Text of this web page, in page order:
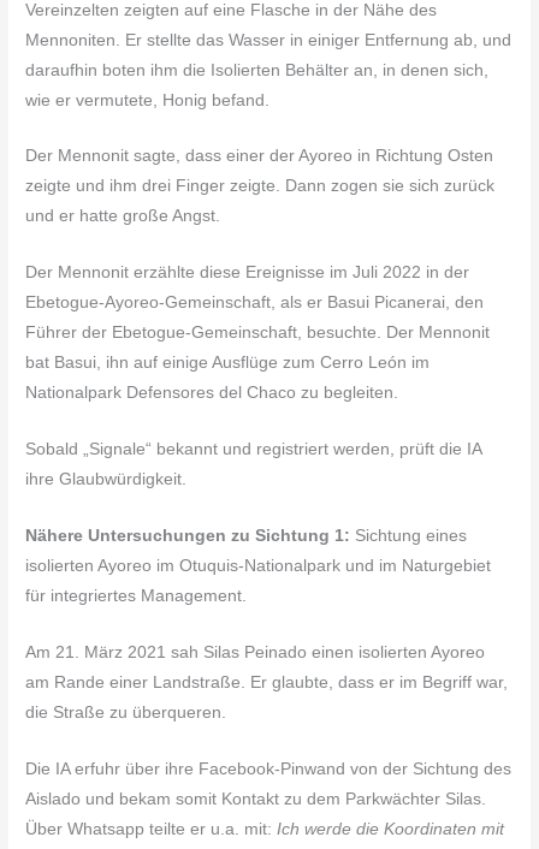
Vereinzelten zeigten auf eine Flasche in der Nähe des
Mennoniten. Er stellte das Wasser in einiger Entfernung ab, und
daraufhin boten ihm die Isolierten Behälter an, in denen sich,
wie er vermutete, Honig befand.
Der Mennonit sagte, dass einer der Ayoreo in Richtung Osten
zeigte und ihm drei Finger zeigte. Dann zogen sie sich zurück
und er hatte große Angst.
Der Mennonit erzählte diese Ereignisse im Juli 2022 in der
Ebetogue-Ayoreo-Gemeinschaft, als er Basui Picanerai, den
Führer der Ebetogue-Gemeinschaft, besuchte. Der Mennonit
bat Basui, ihn auf einige Ausflüge zum Cerro León im
Nationalpark Defensores del Chaco zu begleiten.
Sobald „Signale“ bekannt und registriert werden, prüft die IA
ihre Glaubwürdigkeit.
Nähere Untersuchungen zu Sichtung 1: Sichtung eines
isolierten Ayoreo im Otuquis-Nationalpark und im Naturgebiet
für integriertes Management.
Am 21. März 2021 sah Silas Peinado einen isolierten Ayoreo
am Rande einer Landstraße. Er glaubte, dass er im Begriff war,
die Straße zu überqueren.
Die IA erfuhr über ihre Facebook-Pinwand von der Sichtung des
Aislado und bekam somit Kontakt zu dem Parkwächter Silas.
Über Whatsapp teilte er u.a. mit: Ich werde die Koordinaten mit